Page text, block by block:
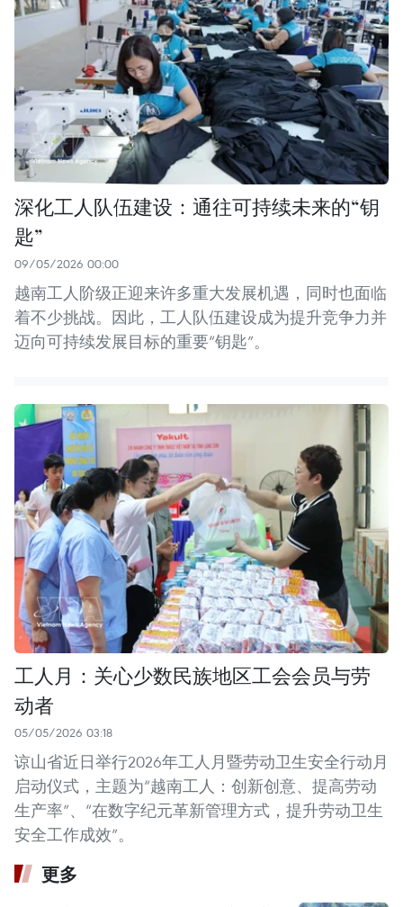
深化工人队伍建设：通往可持续未来的“钥
匙”
09/05/2026 00:00
越南工人阶级正迎来许多重大发展机遇，同时也面临
着不少挑战。因此，工人队伍建设成为提升竞争力并
迈向可持续发展目标的重要“钥匙”。
工人月：关心少数民族地区工会会员与劳
动者
05/05/2026 03:18
谅山省近日举行2026年工人月暨劳动卫生安全行动月
启动仪式，主题为“越南工人：创新创意、提高劳动
生产率”、“在数字纪元革新管理方式，提升劳动卫生
安全工作成效”。
更多